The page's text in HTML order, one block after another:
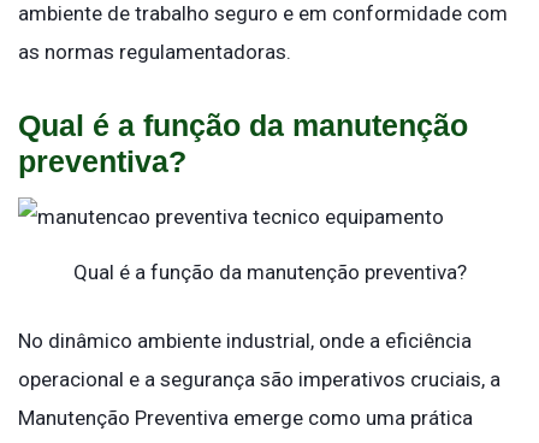
ambiente de trabalho seguro e em conformidade com
as normas regulamentadoras.
Qual é a função da manutenção
preventiva?
Qual é a função da manutenção preventiva?
No dinâmico ambiente industrial, onde a eficiência
operacional e a segurança são imperativos cruciais, a
Manutenção Preventiva emerge como uma prática